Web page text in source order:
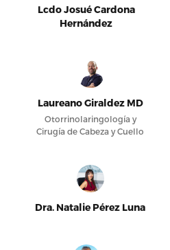
Lcdo Josué Cardona
Hernández
Laureano Giraldez MD
Otorrinolaringología y
Cirugía de Cabeza y Cuello
Dra. Natalie Pérez Luna